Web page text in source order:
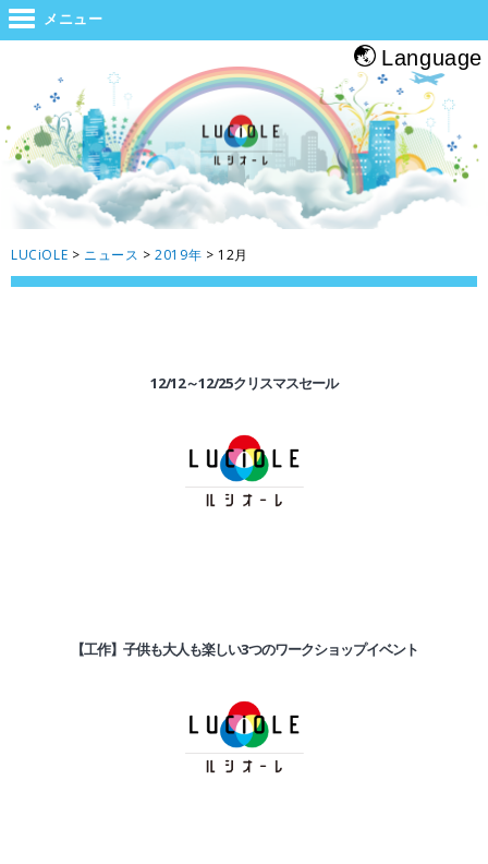
世界と大阪をつなぐジャンクション。旅をする人・帰る人・地元の人がホッと
メニュー
Language
LUCiOLE > ニュース >2019年 > 12月
12/12～12/25クリスマスセール
【工作】子供も大人も楽しい3つのワークショップイベント